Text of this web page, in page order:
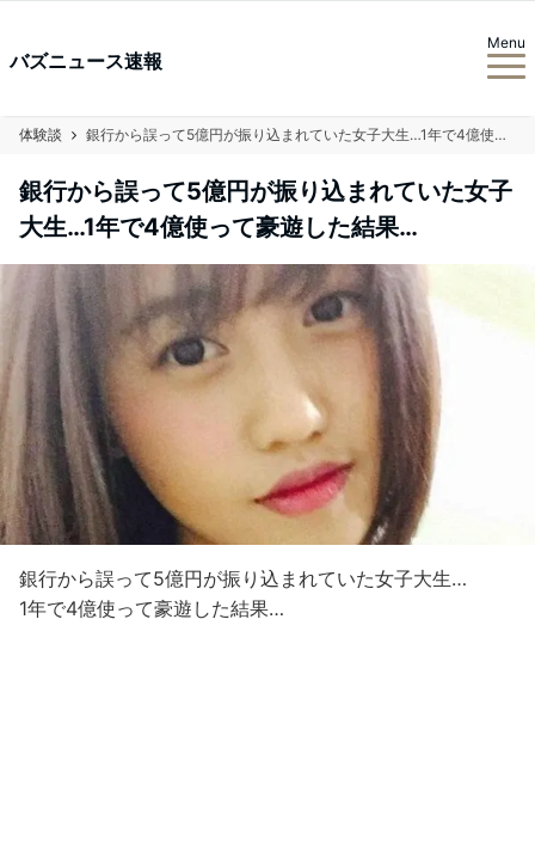
バズニュース速報
Menu
体験談 銀行から誤って5億円が振り込まれていた女子大生…1年で4億使って豪遊した結果…
銀行から誤って5億円が振り込まれていた女子
大生…1年で4億使って豪遊した結果…
銀行から誤って5億円が振り込まれていた女子大生…
1年で4億使って豪遊した結果…